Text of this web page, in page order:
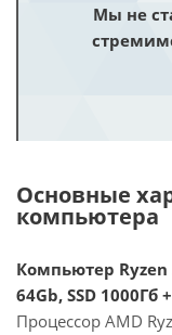
Мы не
Основные
компьютера
Компьютер Ryzen
64Gb, SSD 1000Гб
Процессор AMD